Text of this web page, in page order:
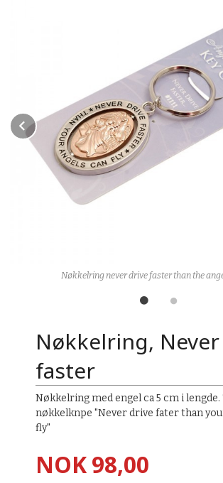
Nøkkelring never drive faster than the
Prev
Nøkkelring,
faster
Nøkkelring med engel ca 5 cm i lengde.
nøkkelknpe "Never drive fater than
fly"
Pris
NOK98,00